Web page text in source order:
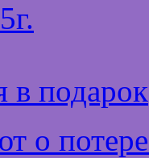
в подарок
о